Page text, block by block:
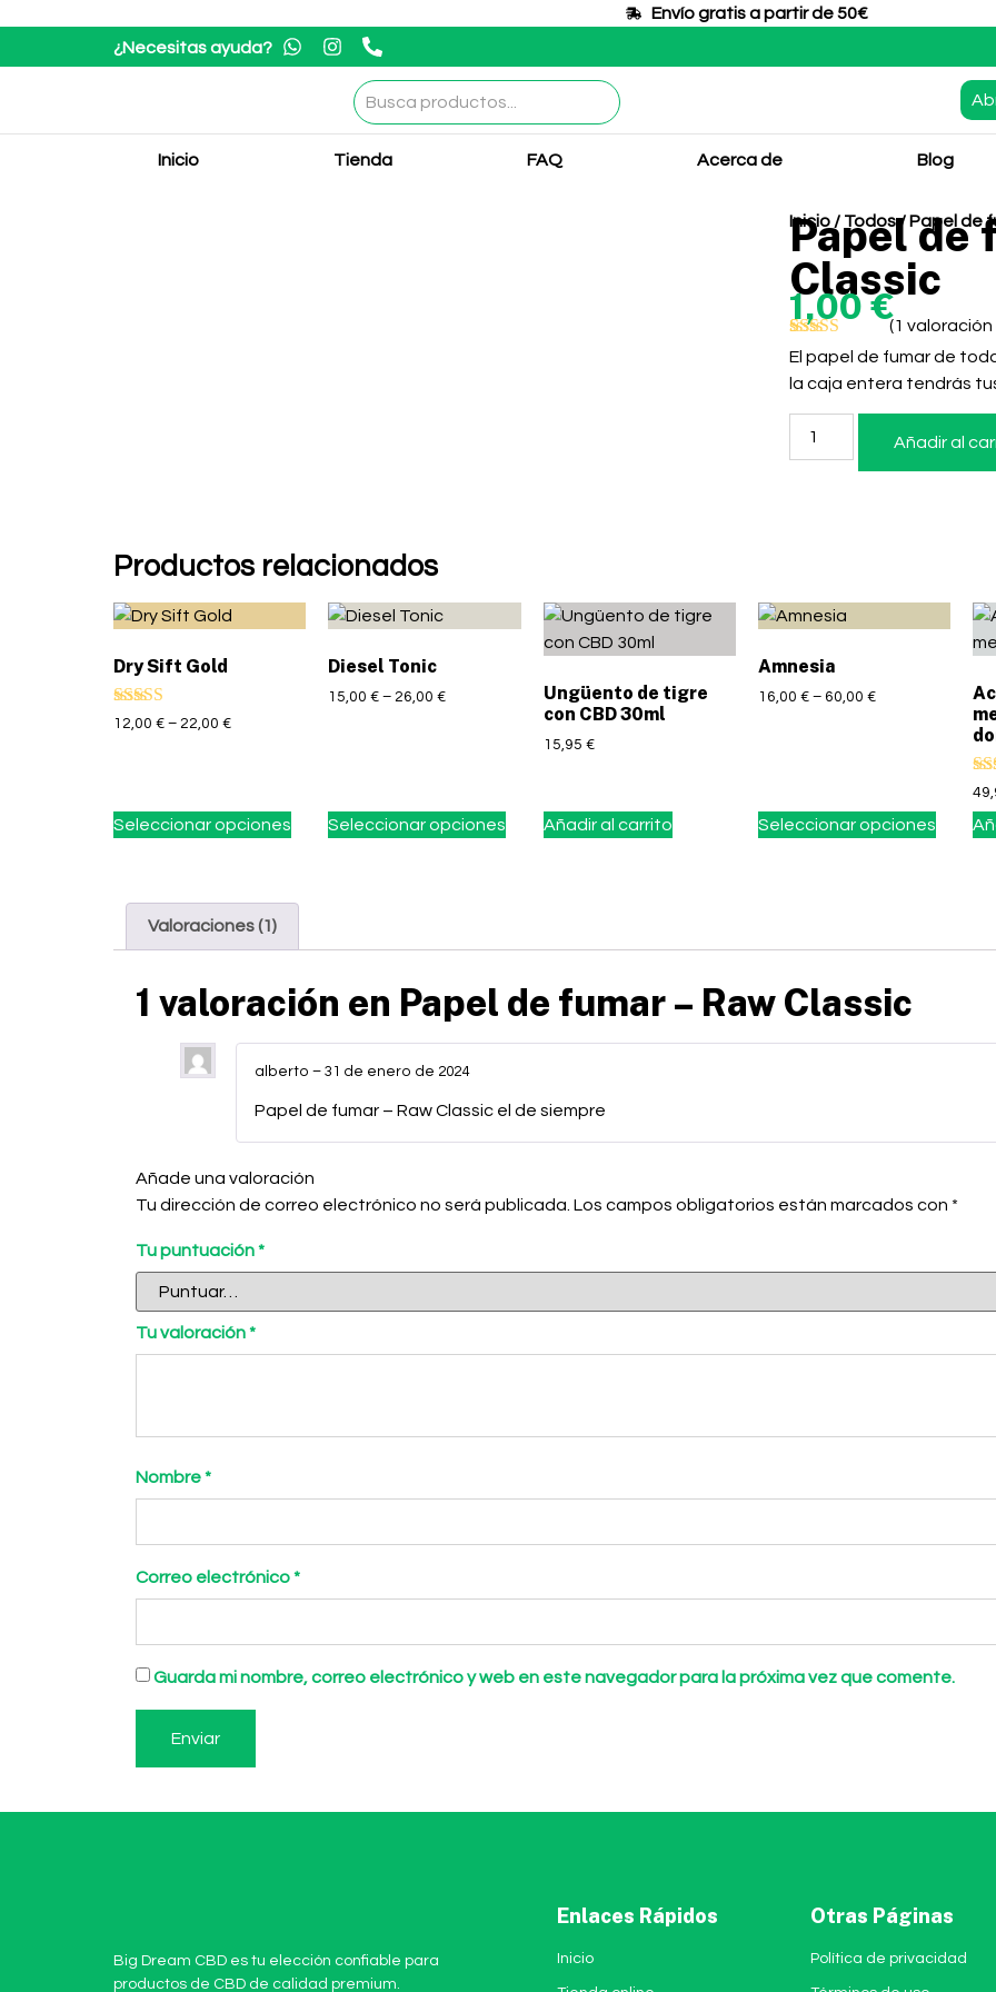
Envío gratis a partir de 50€​
¿Necesitas ayuda?
Inicio Tienda FAQ Acerca de Blog
Inicio/ Todos/ Papel de
Papel de
Classic
1,00€
Valorado con
5.00
de 5 en
base a
1
(1 valoración
El papel de fumar de
la caja entera tendrás
Añadir al
Productos relacionados
Dry Sift Gold
Valorado con
12,00 € – 22,00 €
Seleccionar opciones
Diesel Tonic
15,00€ – 26,00€
Seleccionar opciones
Ungüento de tigre
con CBD 30ml
15,95 €
Añadir al carrito
Amnesia
16,00 €– 60,00 €
Seleccionar opciones
de
Valoraciones (1)
1 valoración en Papel de fumar – Raw Classic
alberto – 31 de enero de 2024
Papel de fumar – Raw Classic el de siempre
Añade una valoración
Tu dirección de correo electrónico no será publicada. Los campos obligatorios están marcados con *
Tu puntuación*
Tu valoración*
Nombre*
Correo electrónico*
Guarda mi nombre, correo electrónico y web en este navegador para la próxima vez que comente.
Big Dream CBD es tu elección confiable para
productos de CBD de calidad premium.
Enlaces Rápidos
Inicio
Otras Páginas
Política de privacidad